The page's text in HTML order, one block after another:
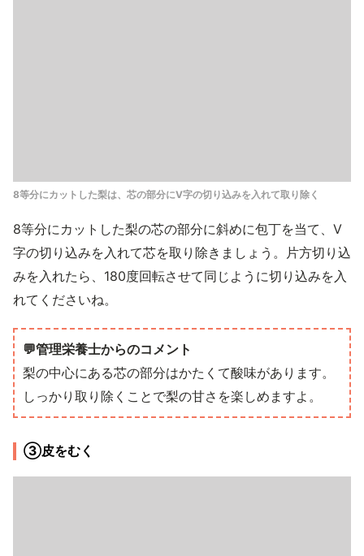
8等分にカットした梨は、芯の部分にV字の切り込みを入れて取り除く
8等分にカットした梨の芯の部分に斜めに包丁を当て、V
字の切り込みを入れて芯を取り除きましょう。片方切り込
みを入れたら、180度回転させて同じように切り込みを入
れてくださいね。
💬管理栄養士からのコメント
梨の中心にある芯の部分はかたくて酸味があります。
しっかり取り除くことで梨の甘さを楽しめますよ。
③皮をむく